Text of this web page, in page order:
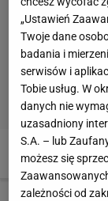
2 z 8
„Ustawień
Twoje dane
badania i
serwisów i
Tobie usług. W
danych nie
uzasadniony
S.A. – lub
możesz się
zależności od